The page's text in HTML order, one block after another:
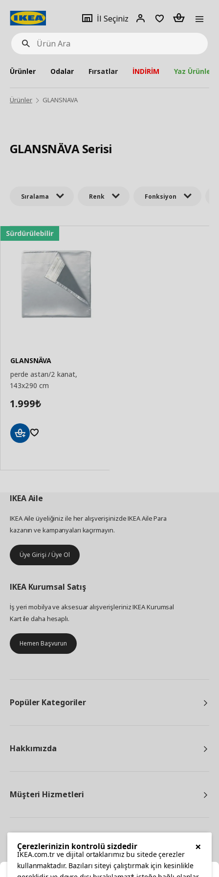
Ürün
Ara
İl Seçiniz
Giriş
Adet
Ürünler Odalar Fırsatlar İNDİRİM Yaz Ürünleri
Ürünler GLANSNAVA
GLANSNÄVA Serisi
Sıralama Renk Fonksiyon
GLANSNÄVA
perde astarı/2 kanat,
143x290 cm
1.999₺
IKEAAile
IKEA Aile üyeliğiniz ile her alışverişinizde IKEA Aile Para
kazanın ve kampanyaları kaçırmayın.
Üye Girişi / Üye Ol
IKEA Kurumsal Satış
İş yeri mobilya ve aksesuar alışverişleriniz IKEA Kurumsal
Kart ile daha hesaplı.
Hemen Başvurun
Popüler Kategoriler
Hakkımızda
Müşteri Hizmetleri
×
Çerezlerinizin kontrolü sizdedir
IKEA.com.tr ve dijital ortaklarımız bu sitede çerezler
kullanmaktadır. Bazıları siteyi çalıştırmak için kesinlikle